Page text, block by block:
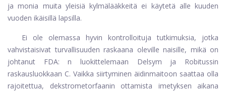
ja monia muita yleisiä kylmälääkkeitä ei käytetä alle kuuden
vuoden ikäisillä lapsilla.
Ei ole olemassa hyvin kontrolloituja tutkimuksia, jotka
vahvistaisivat turvallisuuden raskaana oleville naisille, mikä on
johtanut FDA: n luokittelemaan Delsym ja Robitussin
raskausluokkaan C. Vaikka siirtyminen äidinmaitoon saattaa olla
rajoitettua, dekstrometorfaanin ottamista imetyksen aikana